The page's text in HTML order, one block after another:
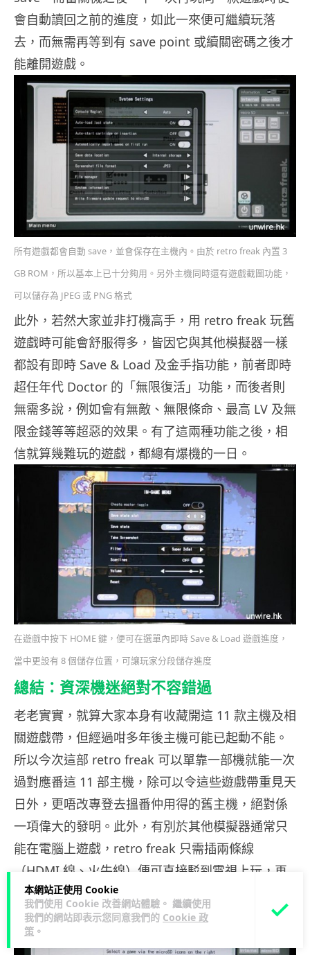
本網站正使用 Cookie
我們使用 Cookie 改善網站體驗。 繼續使用
我們的網站即表示您同意我們的 Cookie 政
策 。
會自動讀回之前的進度，如此一來便可繼續玩落
去，而無需再等到有 save point 或續關密碼之後才
能離開遊戲。
所有遊戲都會自動 save，並會保存在主機內。由於 retro freak 內置 3
GB ROM，所以基本上已十分夠用。另外主機同時還有遊戲截圖功能，
可以儲存為 JPEG 或 PNG 格式
此外，若然大家並非打機高手，用 retro freak 玩舊
遊戲時可能會舒服得多，皆因它與其他模擬器一樣
都設有即時 Save & Load 及金手指功能，前者即時
超任年代 Doctor 的「無限復活」功能，而後者則
無需多說，例如會有無敵、無限條命、最高 LV 及無
限金錢等等超惡的效果。有了這兩種功能之後，相
信就算幾難玩的遊戲，都總有爆機的一日。
在遊戲中按下 HOME 鍵，便可在選單內即時 Save & Load 遊戲進度，
當中更設有 8 個儲存位置，可讓玩家分段儲存進度
總結：資深機迷絕對不容錯過
老老實實，就算大家本身有收藏開這 11 款主機及相
關遊戲帶，但經過咁多年後主機可能已起動不能。
所以今次這部 retro freak 可以單靠一部機就能一次
過對應番這 11 部主機，除可以令這些遊戲帶重見天
日外，更唔改專登去搵番仲用得的舊主機，絕對係
一項偉大的發明。此外，有別於其他模擬器通常只
能在電腦上遊戲，retro freak 只需插兩條線
（HDMI 線、火牛線）便可直接駁到電視上玩，再
加上可大幅提高畫質、安裝遊戲及有自動 save 等優
點，難怪一推出後便瞬間賣到斷貨。